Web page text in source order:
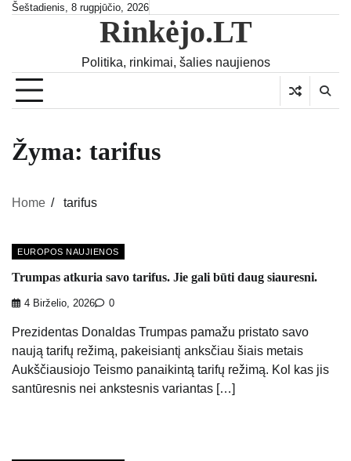
SkipŠeštadienis, 8 rugpjūčio, 2026
Rinkėjo.LT
Politika, rinkimai, šalies naujienos
Žyma: tarifus
Home tarifus
EUROPOS NAUJIENOS
Trumpas atkuria savo tarifus. Jie gali būti daug siauresni.
4 Birželio, 2026 0
Prezidentas Donaldas Trumpas pamažu pristato savo
naują tarifų režimą, pakeisiantį anksčiau šiais metais
Aukščiausiojo Teismo panaikintą tarifų režimą. Kol kas jis
santūresnis nei ankstesnis variantas […]